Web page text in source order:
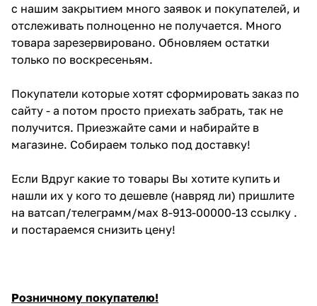
с нашим закрытием много заявок и покупателей, и
отслеживать полноценно не получается. Много
товара зарезервировано. Обновляем остатки
только по воскресеньям.
Покупатели которые хотят сформировать заказ по
сайту - а потом просто приехать забрать, так не
получится. Приезжайте сами и набирайте в
магазине. Собираем только под доставку!
Если Вдруг какие то товары Вы хотите купить и
нашли их у кого то дешевле (навряд ли) пришлите
на ватсап/телеграмм/мах 8-913-00000-13 ссылку .
и постараемся снизить цену!
Розничному покупателю!